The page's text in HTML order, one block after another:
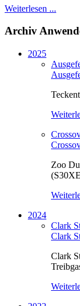
Weiterlesen ...
Archiv
2025
Zoo
2024
Clark
Clark
Clark